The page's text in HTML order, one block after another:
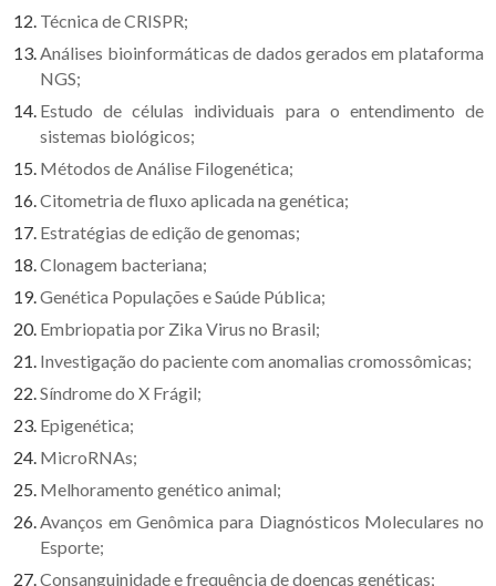
Técnica de CRISPR;
Análises bioinformáticas de dados gerados em plataforma
NGS;
Estudo de células individuais para o entendimento de
sistemas biológicos;
Métodos de Análise Filogenética;
Citometria de fluxo aplicada na genética;
Estratégias de edição de genomas;
Clonagem bacteriana;
Genética Populações e Saúde Pública;
Embriopatia por Zika Virus no Brasil;
Investigação do paciente com anomalias cromossômicas;
Síndrome do X Frágil;
Epigenética;
MicroRNAs;
Melhoramento genético animal;
Avanços em Genômica para Diagnósticos Moleculares no
Esporte;
Consanguinidade e frequência de doenças genéticas;